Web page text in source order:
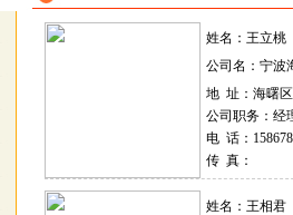
姓名：王立
公司名：宁波
地 址：海曙
公司职务：经
电 话：
传 真：
姓名：王相